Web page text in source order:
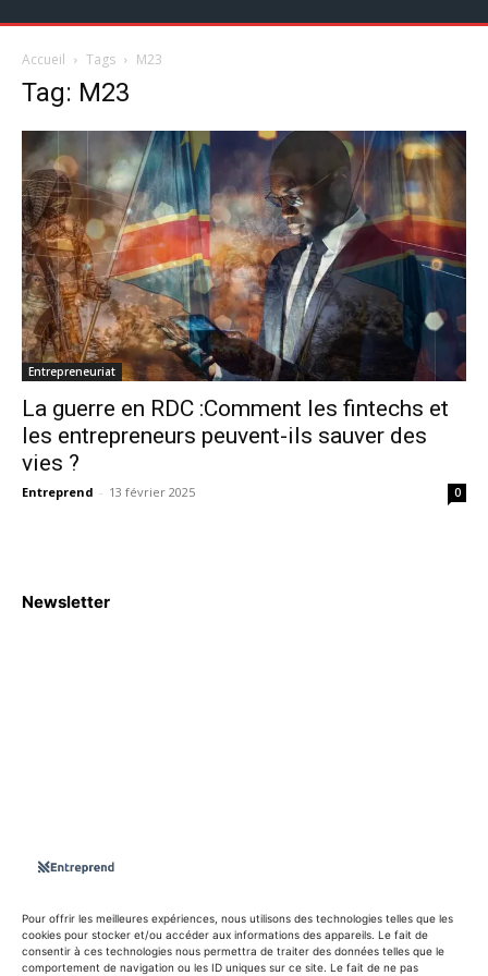
Pour offrir les meilleures expériences, nous utilisons des technologies telles que les
cookies pour stocker et/ou accéder aux informations des appareils. Le fait de
consentir à ces technologies nous permettra de traiter des données telles que le
comportement de navigation ou les ID uniques sur ce site. Le fait de ne pas
Accueil Tags M23
Tag: M23
Entrepreneuriat
La guerre en RDC :Comment les fintechs et
les entrepreneurs peuvent-ils sauver des
vies ?
Entreprend - 13 février 2025 0
info@entreprend.net
Newsletter